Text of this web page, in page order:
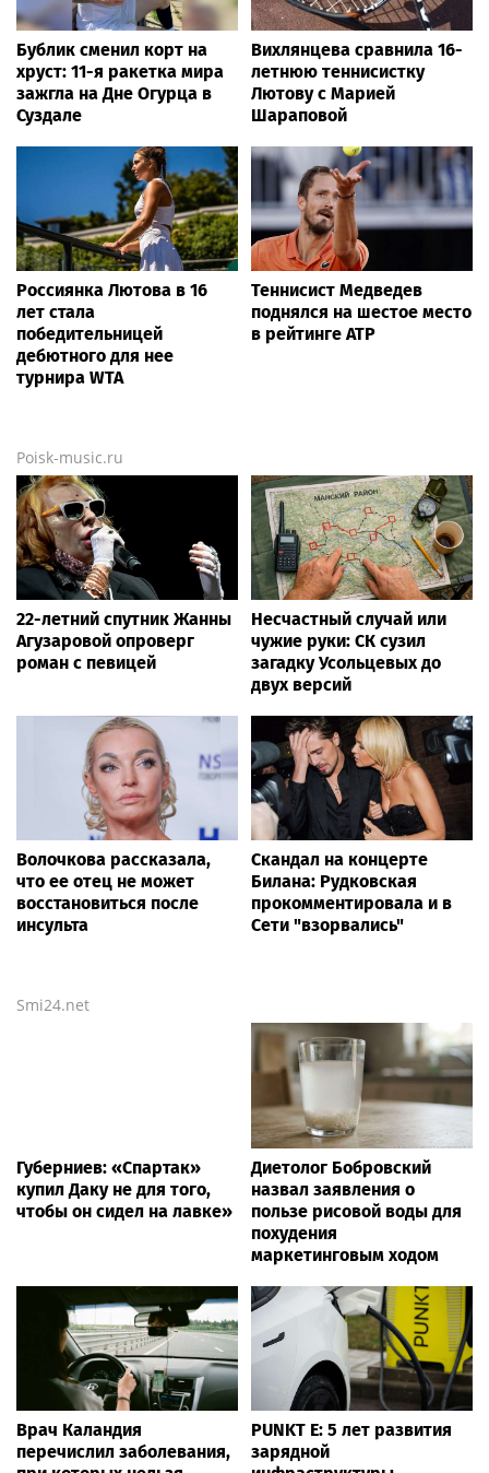
Бублик сменил корт на
хруст: 11-я ракетка мира
зажгла на Дне Огурца в
Суздале
Вихлянцева сравнила 16-
летнюю теннисистку
Лютову с Марией
Шараповой
Россиянка Лютова в 16
лет стала
победительницей
дебютного для нее
турнира WTA
Теннисист Медведев
поднялся на шестое место
в рейтинге ATP
Poisk-music.ru
22-летний спутник Жанны
Агузаровой опроверг
роман с певицей
Несчастный случай или
чужие руки: СК сузил
загадку Усольцевых до
двух версий
Волочкова рассказала,
что ее отец не может
восстановиться после
инсульта
Скандал на концерте
Билана: Рудковская
прокомментировала и в
Сети "взорвались"
Smi24.net
Губерниев: «Спартак»
купил Даку не для того,
чтобы он сидел на лавке»
Диетолог Бобровский
назвал заявления о
пользе рисовой воды для
похудения
маркетинговым ходом
Врач Каландия
перечислил заболевания,
PUNKT E: 5 лет развития
зарядной